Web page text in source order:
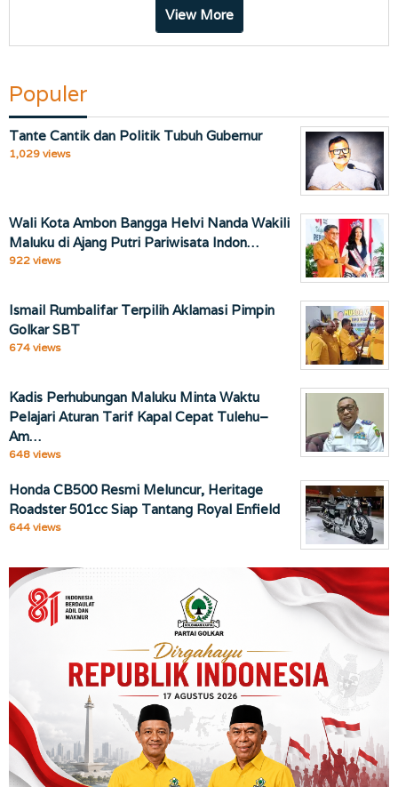
View More
Populer
Tante Cantik dan Politik Tubuh Gubernur
1,029 views
Wali Kota Ambon Bangga Helvi Nanda Wakili
Maluku di Ajang Putri Pariwisata Indon…
922 views
Ismail Rumbalifar Terpilih Aklamasi Pimpin
Golkar SBT
674 views
Kadis Perhubungan Maluku Minta Waktu
Pelajari Aturan Tarif Kapal Cepat Tulehu–
Am…
648 views
Honda CB500 Resmi Meluncur, Heritage
Roadster 501cc Siap Tantang Royal Enfield
644 views